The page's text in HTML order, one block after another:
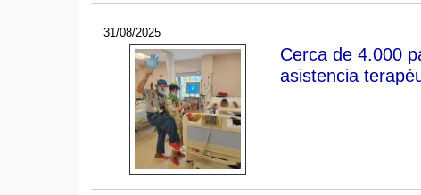
31/08/2025
Cerca de 4.000
asistencia